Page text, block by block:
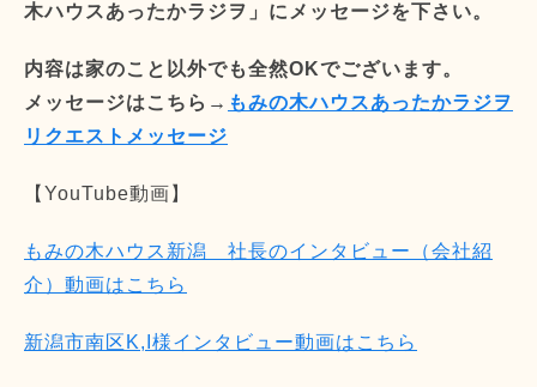
木ハウスあったかラジヲ」にメッセージを下さい。
内容は家のこと以外でも全然OKでございます。
メッセージはこちら→ もみの木ハウスあったかラジヲ
リクエストメッセージ
【YouTube動画】
もみの木ハウス新潟 社長のインタビュー（会社紹
介）動画はこちら
新潟市南区K,I様インタビュー動画はこちら